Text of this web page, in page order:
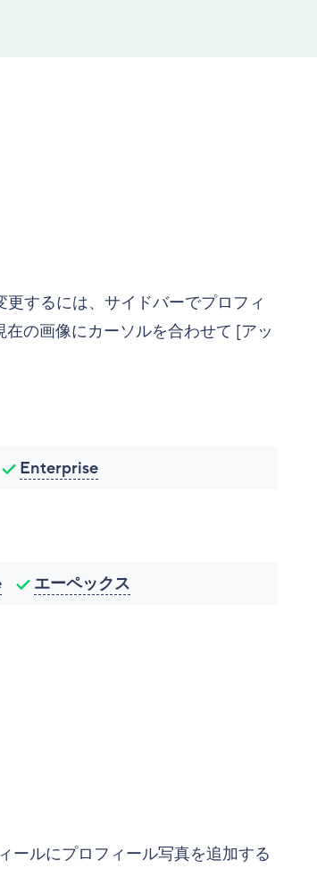
するには、サイドバーでプロフィ
の画像にカーソルを合わせて [アッ
Enterprise
エーペックス
ールにプロフィール写真を追加する